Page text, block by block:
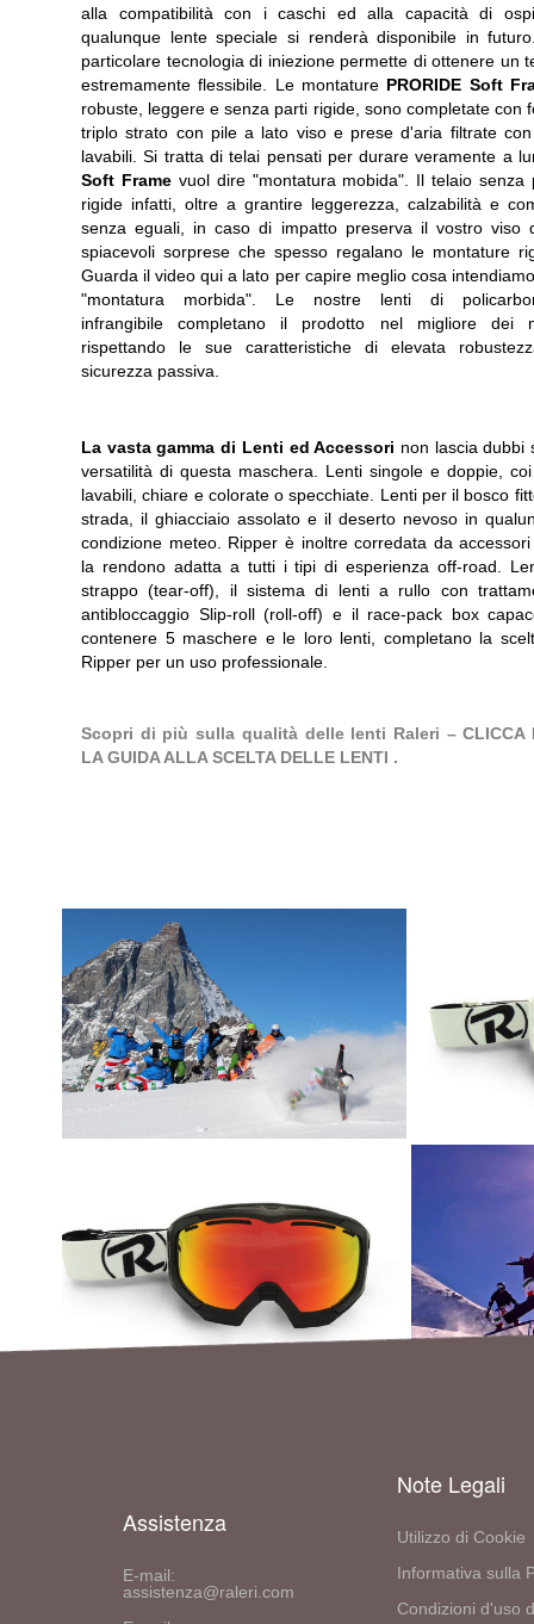
alla compatibilità con i caschi ed alla capacità di
qualunque lente speciale si renderà disponibile in
particolare tecnologia di iniezione permette di ottenere un
estremamente flessibile. Le montature PRORIDE Soft
robuste, leggere e senza parti rigide, sono completate con
triplo strato con pile a lato viso e prese d'aria filtrate
lavabili. Si tratta di telai pensati per durare veramente a
Soft Framevuol dire "montatura mobida". Il telaio senza
rigide infatti, oltre a grantire leggerezza, calzabilità e
senza eguali, in caso di impatto preserva il vostro viso
spiacevoli sorprese che spesso regalano le montature
Guarda il video qui a lato per capire meglio cosa
"montatura morbida". Le nostre lenti di
infrangibile completano il prodotto nel migliore dei
rispettando le sue caratteristiche di elevata
sicurezza passiva.
La vasta gamma di Lenti ed Accessori non lascia dubbi
versatilità di questa maschera. Lenti singole e doppie,
lavabili, chiare e colorate o specchiate. Lenti per il bosco
strada, il ghiacciaio assolato e il deserto nevoso in
condizione meteo. Ripper è inoltre corredata da
la rendono adatta a tutti i tipi di esperienza off-road.
strappo (tear-off), il sistema di lenti a rullo con
antibloccaggio Slip-roll (roll-off) e il race-pack box
contenere 5 maschere e le loro lenti, completano la
Ripper per un uso professionale.
Scopri di più sulla qualità delle lenti Raleri – CLICCA
LA GUIDA ALLA SCELTA DELLE LENTI .
Assistenza
E-mail:
assistenza@raleri.com
Note Legali
Utilizzo di Cookie
Informativa sulla
Condizioni d'uso